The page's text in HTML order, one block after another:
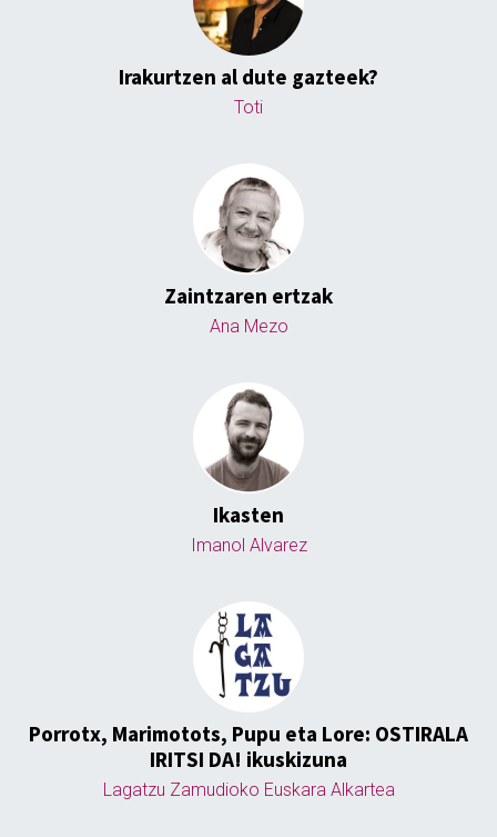
Irakurtzen al dute gazteek?
Toti
Zaintzaren ertzak
Ana Mezo
Ikasten
Imanol Alvarez
Porrotx, Marimotots, Pupu eta Lore: OSTIRALA
IRITSI DA! ikuskizuna
Lagatzu Zamudioko Euskara Alkartea